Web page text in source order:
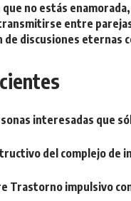
no estás
entre
discusiones eternas
interesadas que
del complejo de
Trastorno impulsivo